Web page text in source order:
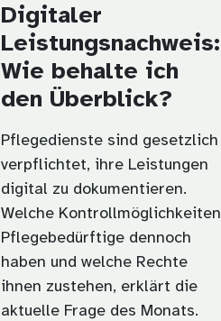
Digitaler
Leistungsnachweis:
Wie behalte ich
den Überblick?
Pflegedienste sind gesetzlich
verpflichtet, ihre Leistungen
digital zu dokumentieren.
Welche Kontrollmöglichkeiten
Pflegebedürftige dennoch
haben und welche Rechte
ihnen zustehen, erklärt die
aktuelle Frage des Monats.